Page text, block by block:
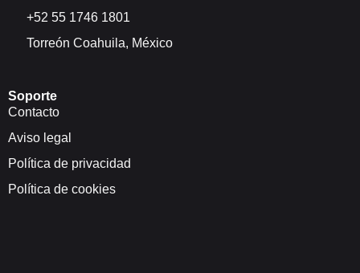
+52 55 1746 1801
Torreón Coahuila, México
Soporte
Contacto
Aviso legal
Política de privacidad
Política de cookies